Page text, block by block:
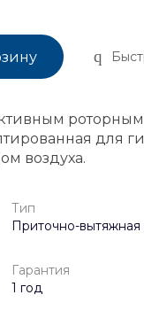
роторным
для
воздуха.
Тип
Приточно-вытяжная
Гарантия
1 год